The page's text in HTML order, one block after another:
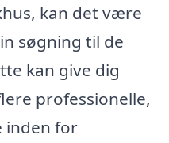
kan det være
søgning til de
kan give dig
professionelle,
inden for